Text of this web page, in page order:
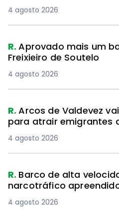
4 agosto 2026
R.Aprovado mais um
Freixieiro de Soutelo
4 agosto 2026
R.Arcos de Valdevez
para atrair emigrantes
4 agosto 2026
R. Barco de alta
narcotráfico
4 agosto 2026